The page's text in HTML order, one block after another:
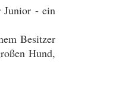
Junior - ein
Besitzer
Hund,